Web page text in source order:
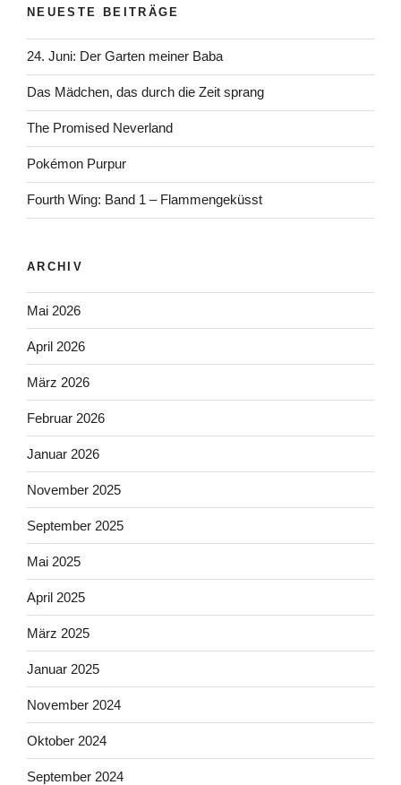
NEUESTE BEITRÄGE
24. Juni: Der Garten meiner Baba
Das Mädchen, das durch die Zeit sprang
The Promised Neverland
Pokémon Purpur
Fourth Wing: Band 1 – Flammengeküsst
ARCHIV
Mai 2026
April 2026
März 2026
Februar 2026
Januar 2026
November 2025
September 2025
Mai 2025
April 2025
März 2025
Januar 2025
November 2024
Oktober 2024
September 2024